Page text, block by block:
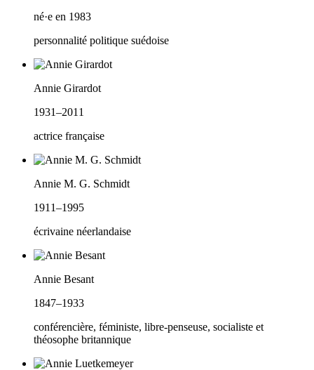
né·e en 1983
personnalité politique suédoise
Annie Girardot
1931–2011
actrice française
Annie M. G. Schmidt
1911–1995
écrivaine néerlandaise
Annie Besant
1847–1933
conférencière, féministe, libre-penseuse, socialiste et
théosophe britannique